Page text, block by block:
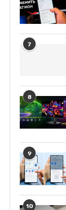
7
8
9
10